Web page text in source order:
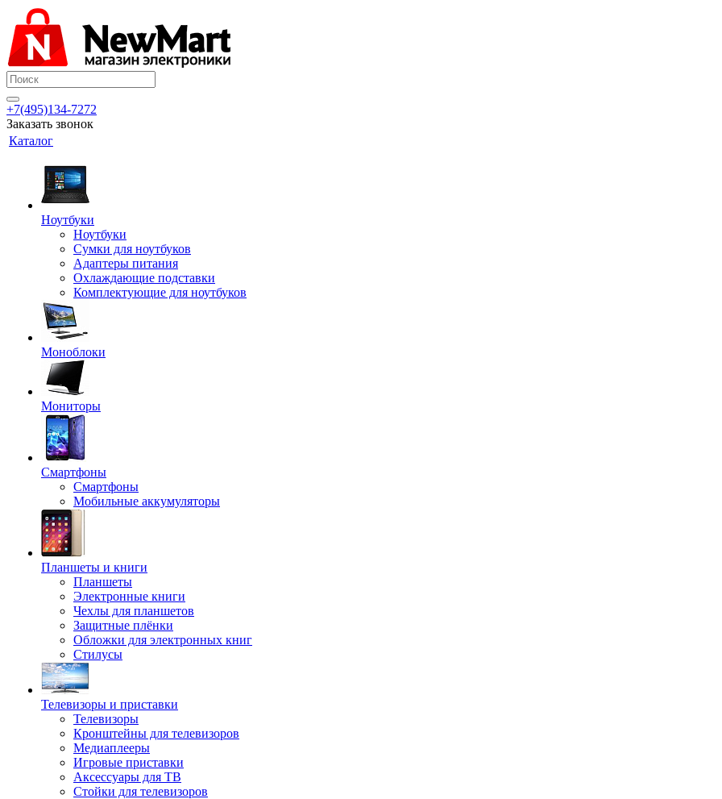
+7(495)134-7272
Заказать звонок
Каталог
Ноутбуки
Ноутбуки
Сумки для ноутбуков
Адаптеры питания
Охлаждающие подставки
Комплектующие для ноутбуков
Моноблоки
Мониторы
Смартфоны
Смартфоны
Мобильные аккумуляторы
Планшеты и книги
Планшеты
Электронные книги
Чехлы для планшетов
Защитные плёнки
Обложки для электронных книг
Стилусы
Телевизоры и приставки
Телевизоры
Кронштейны для телевизоров
Медиаплееры
Игровые приставки
Аксессуары для ТВ
Стойки для телевизоров